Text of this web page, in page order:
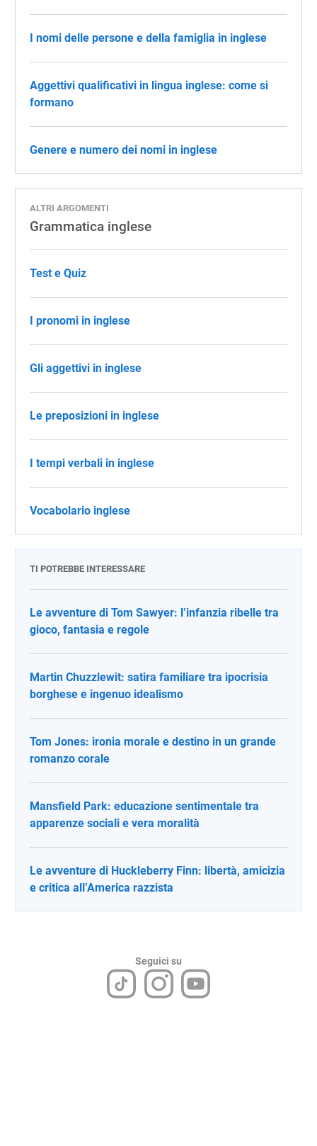
I nomi delle persone e della famiglia in inglese
Aggettivi qualificativi in lingua inglese: come si
formano
Genere e numero dei nomi in inglese
ALTRI ARGOMENTI
Grammatica inglese
Test e Quiz
I pronomi in inglese
Gli aggettivi in inglese
Le preposizioni in inglese
I tempi verbali in inglese
Vocabolario inglese
TI POTREBBE INTERESSARE
Le avventure di Tom Sawyer: l’infanzia ribelle tra
gioco, fantasia e regole
Martin Chuzzlewit: satira familiare tra ipocrisia
borghese e ingenuo idealismo
Tom Jones: ironia morale e destino in un grande
romanzo corale
Mansfield Park: educazione sentimentale tra
apparenze sociali e vera moralità
Le avventure di Huckleberry Finn: libertà, amicizia
e critica all’America razzista
Seguici su